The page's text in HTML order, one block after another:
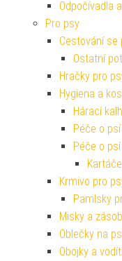
Odpočívadla
Pro psy
Cestování se
Ostatní
Hračky pro
Hygiena a
Hárací
Péče o
Péče o
Krmivo pro
Pamlsky
Misky a
Oblečky na
Obojky a